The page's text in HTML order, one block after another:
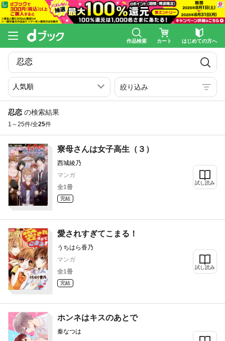
作品検索 カート はじめての方へ
絞り込み
忍恋 の検索結果
1～25件/全25件
寮母さんは女子高生（３）
西城綾乃
マンガ
全1冊
完結
試し読み
愛されすぎてこまる！
うちはら香乃
マンガ
全1冊
完結
試し読み
ホンネはキスのあとで
秦なつは